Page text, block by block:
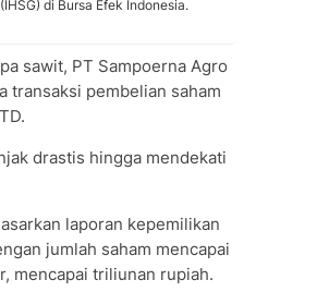
di Bursa Efek Indonesia.
sawit, PT Sampoerna Agro
transaksi pembelian saham
drastis hingga mendekati
laporan kepemilikan
jumlah saham mencapai
mencapai triliunan rupiah.